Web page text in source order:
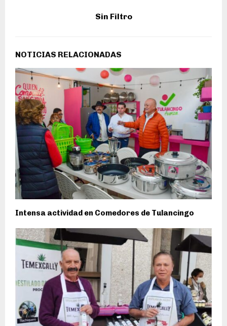
Sin Filtro
NOTICIAS RELACIONADAS
Intensa actividad en Comedores de Tulancingo